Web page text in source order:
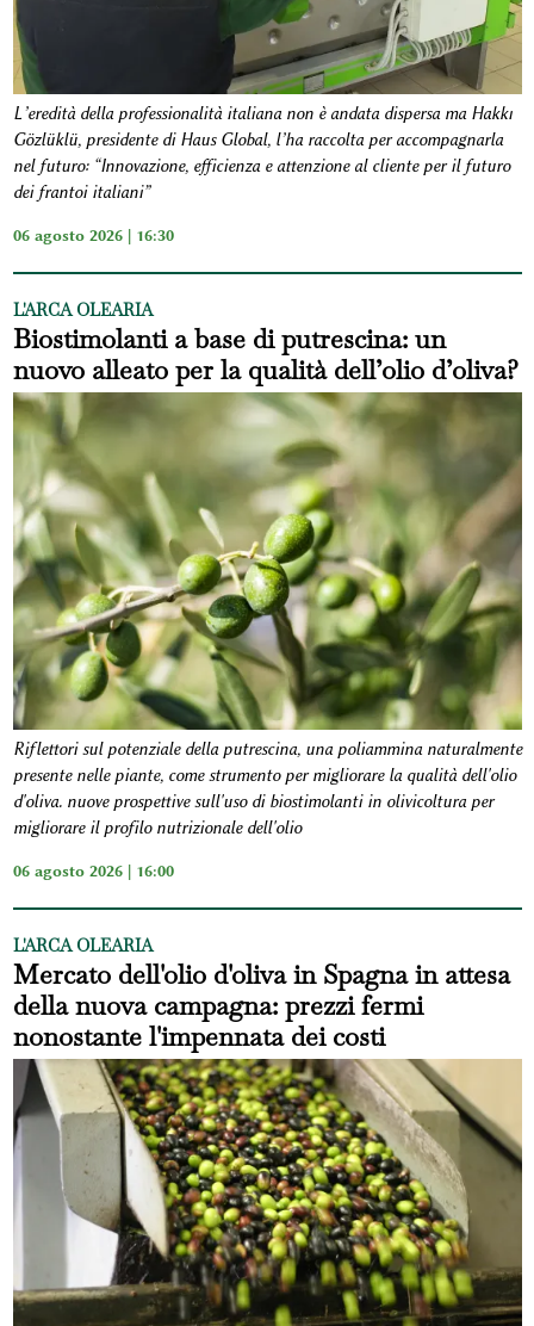
L’eredità della professionalità italiana non è andata dispersa ma Hakkı
Gözlüklü, presidente di Haus Global, l’ha raccolta per accompagnarla
nel futuro: “Innovazione, efficienza e attenzione al cliente per il futuro
dei frantoi italiani”
06 agosto 2026 | 16:30
L'ARCA OLEARIA
Biostimolanti a base di putrescina: un
nuovo alleato per la qualità dell’olio d’oliva?
Riflettori sul potenziale della putrescina, una poliammina naturalmente
presente nelle piante, come strumento per migliorare la qualità dell'olio
d'oliva. nuove prospettive sull'uso di biostimolanti in olivicoltura per
migliorare il profilo nutrizionale dell'olio
06 agosto 2026 | 16:00
L'ARCA OLEARIA
Mercato dell'olio d'oliva in Spagna in attesa
della nuova campagna: prezzi fermi
nonostante l'impennata dei costi